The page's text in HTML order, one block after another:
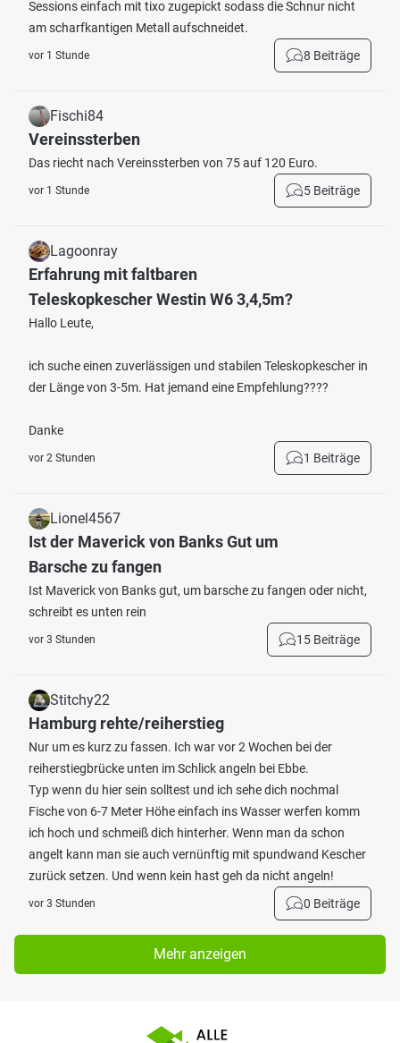
Sessions einfach mit tixo zugepickt sodass die Schnur nicht
am scharfkantigen Metall aufschneidet.
vor 1 Stunde 8 Beiträge
Fischi84
Vereinssterben
Das riecht nach Vereinssterben von 75 auf 120 Euro.
vor 1 Stunde 5 Beiträge
Lagoonray
Erfahrung mit faltbaren
Teleskopkescher Westin W6 3,4,5m?
Hallo Leute,
ich suche einen zuverlässigen und stabilen Teleskopkescher in
der Länge von 3-5m. Hat jemand eine Empfehlung????
Danke
vor 2 Stunden 1 Beiträge
Lionel4567
Ist der Maverick von Banks Gut um
Barsche zu fangen
Ist Maverick von Banks gut, um barsche zu fangen oder nicht,
schreibt es unten rein
vor 3 Stunden 15 Beiträge
Stitchy22
Hamburg rehte/reiherstieg
Nur um es kurz zu fassen. Ich war vor 2 Wochen bei der
reiherstiegbrücke unten im Schlick angeln bei Ebbe.
Typ wenn du hier sein solltest und ich sehe dich nochmal
Fische von 6-7 Meter Höhe einfach ins Wasser werfen komm
ich hoch und schmeiß dich hinterher. Wenn man da schon
angelt kann man sie auch vernünftig mit spundwand Kescher
zurück setzen. Und wenn kein hast geh da nicht angeln!
vor 3 Stunden 0 Beiträge
Mehr anzeigen